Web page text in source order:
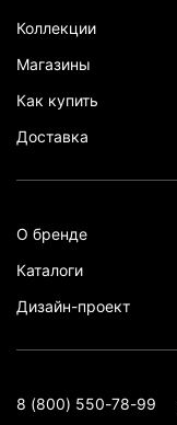
Коллекции
Магазины
Как купить
Доставка
О бренде
Каталоги
Дизайн-проект
8 (800) 550-78-99